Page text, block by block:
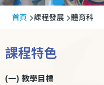
導
連
結
首頁 課程發展 體育科
課程特色
(一) 教學目標